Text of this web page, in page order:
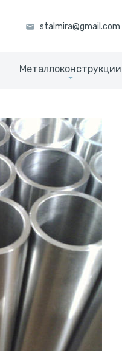
Металлоконструкции